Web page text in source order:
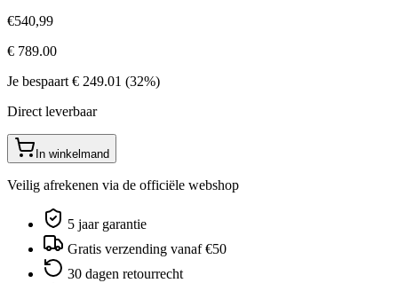
€540,99
€ 789.00
Je bespaart € 249.01 (32%)
Direct leverbaar
In winkelmand
Veilig afrekenen via de officiële webshop
5 jaar garantie
Gratis verzending vanaf €50
30 dagen retourrecht